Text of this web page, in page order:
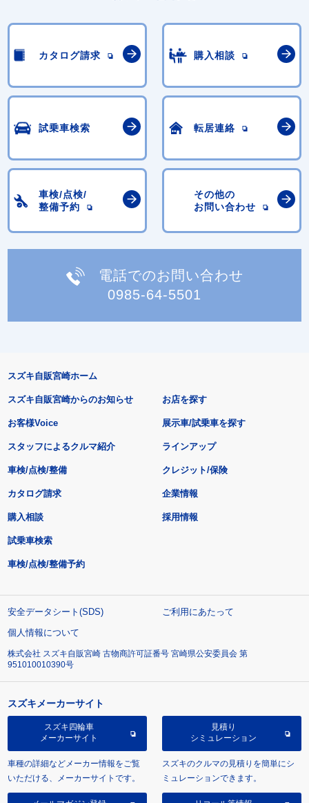
カタログ請求 購入相談
試乗車検索 転居連絡
車検/点検/
整備予約
その他の
お問い合わせ
電話でのお問い合わせ
0985-64-5501
スズキ自販宮崎ホーム
スズキ自販宮崎からのお知らせ
お客様Voice
スタッフによるクルマ紹介
お店を探す
展示車/試乗車を探す
ラインアップ
車検/点検/整備 クレジット/保険
カタログ請求
購入相談
試乗車検索
車検/点検/整備予約
企業情報
採用情報
安全データシート(SDS)
ご利用にあたって
個人情報について
株式会社 スズキ自販宮崎 古物商許可証番号 宮崎県公安委員会 第
951010010390号
スズキメーカーサイト
スズキ四輪車
メーカーサイト
車種の詳細などメーカー情報をご覧
いただける、メーカーサイトです。
見積り
シミュレーション
スズキのクルマの見積りを簡単にシ
ミュレーションできます。